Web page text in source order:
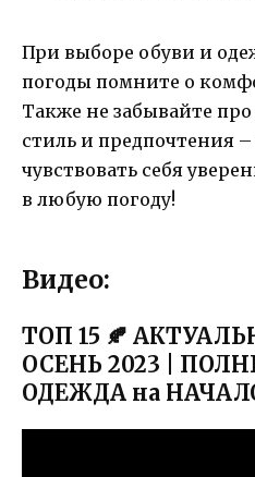
При выборе обуви и
погоды помните о
Также не забывайте
стиль и предпочтения
чувствовать себя
в любую погоду!
Видео:
ТОП 15 🍂
ОСЕНЬ 2023 |
ОДЕЖДА на